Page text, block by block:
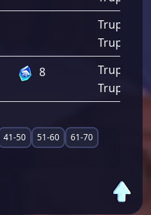
Trupp
Trupp
8
Trupp
Trupp
41-50 51-60
61-70